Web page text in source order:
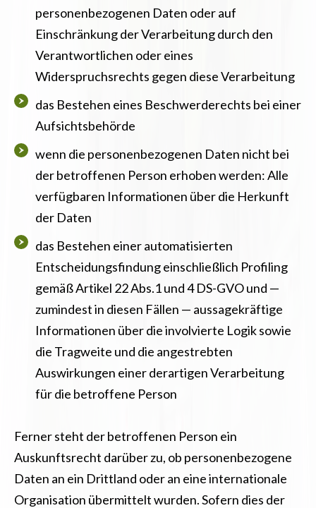
personenbezogenen Daten oder auf
Einschränkung der Verarbeitung durch den
Verantwortlichen oder eines
Widerspruchsrechts gegen diese Verarbeitung
das Bestehen eines Beschwerderechts bei einer
Aufsichtsbehörde
wenn die personenbezogenen Daten nicht bei
der betroffenen Person erhoben werden: Alle
verfügbaren Informationen über die Herkunft
der Daten
das Bestehen einer automatisierten
Entscheidungsfindung einschließlich Profiling
gemäß Artikel 22 Abs.1 und 4 DS-GVO und —
zumindest in diesen Fällen — aussagekräftige
Informationen über die involvierte Logik sowie
die Tragweite und die angestrebten
Auswirkungen einer derartigen Verarbeitung
für die betroffene Person
Ferner steht der betroffenen Person ein
Auskunftsrecht darüber zu, ob personenbezogene
Daten an ein Drittland oder an eine internationale
Organisation übermittelt wurden. Sofern dies der